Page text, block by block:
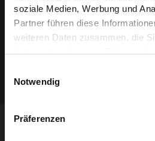
soziale Medien, Werbung und
Partner führen diese
weiteren Daten zusammen, die
haben oder die sie im Rahmen
Notwendig
Präferenzen